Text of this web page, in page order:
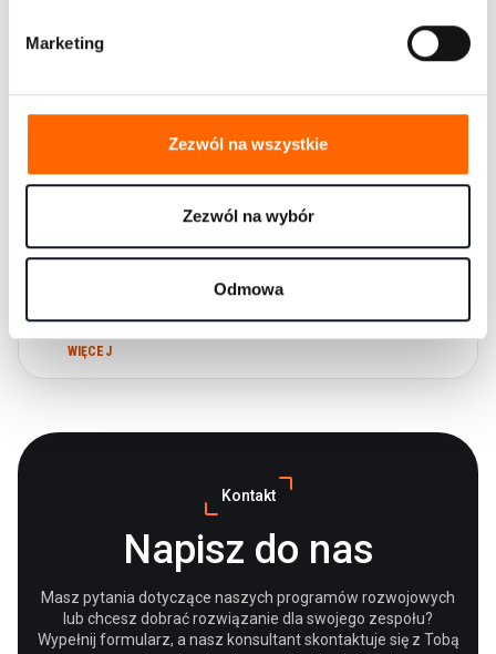
Marketing
Zezwól na wszystkie
Zezwól na wybór
Odmowa
Wiesz, możesz – DZIAŁAJ!
Dlaczego tak wiele rzeczy, których uczymy się przecież...
WIĘCEJ
Kontakt
Napisz do nas
Masz pytania dotyczące naszych programów rozwojowych
lub chcesz dobrać rozwiązanie dla swojego zespołu?
Wypełnij formularz, a nasz konsultant skontaktuje się z Tobą